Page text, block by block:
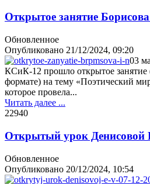
Открытое занятие
Обновленное
Опубликовано 21/12/2024, 09:20
03
КСиК-12 прошло открытое
формате) на тему «Поэтический
которое провела...
Читать далее ...
22940
Открытый урок Денисовой
Обновленное
Опубликовано 20/12/2024, 10:54